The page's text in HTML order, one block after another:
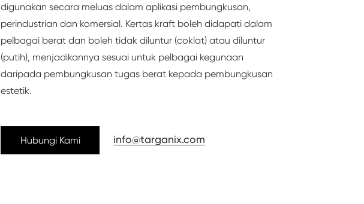
digunakan secara meluas dalam aplikasi pembungkusan,
perindustrian dan komersial. Kertas kraft boleh didapati dalam
pelbagai berat dan boleh tidak diluntur (coklat) atau diluntur
(putih), menjadikannya sesuai untuk pelbagai kegunaan
daripada pembungkusan tugas berat kepada pembungkusan
estetik.
Hubungi Kami info@targanix.com